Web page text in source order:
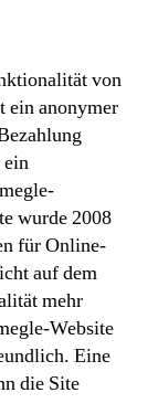
von
ein anonymer
ein
wurde 2008
für Online-
auf dem
mehr
Website
Eine
die Site